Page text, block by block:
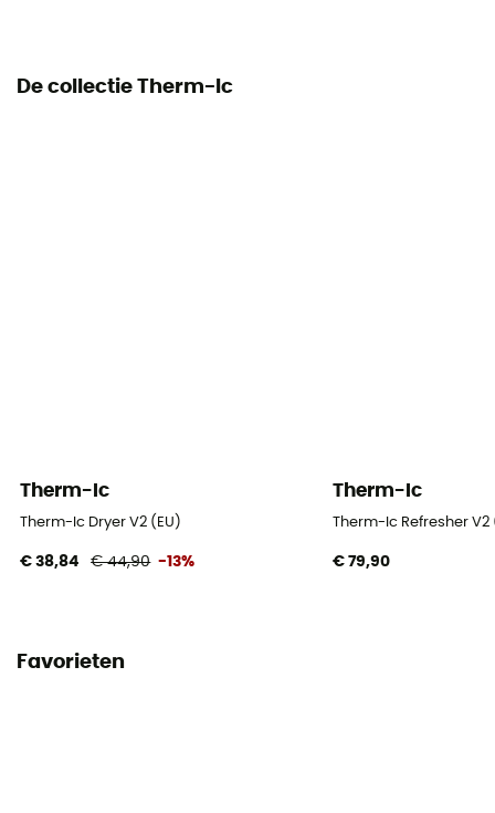
De collectie Therm-Ic
Therm-Ic
Therm-Ic Dryer V2 (EU)
€ 38,84 € 44,90 -13%
Therm-Ic
Therm-Ic Refresher V2
€ 79,90
Favorieten